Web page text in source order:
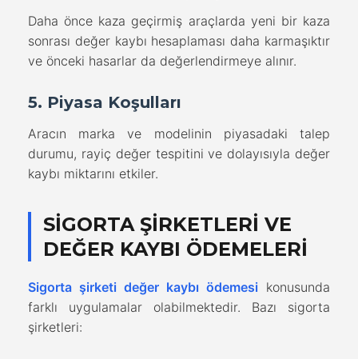
Daha önce kaza geçirmiş araçlarda yeni bir kaza
sonrası değer kaybı hesaplaması daha karmaşıktır
ve önceki hasarlar da değerlendirmeye alınır.
5. Piyasa Koşulları
Aracın marka ve modelinin piyasadaki talep
durumu, rayiç değer tespitini ve dolayısıyla değer
kaybı miktarını etkiler.
SIGORTA ŞIRKETLERI VE
DEĞER KAYBI ÖDEMELERI
Sigorta şirketi değer kaybı ödemesi konusunda
farklı uygulamalar olabilmektedir. Bazı sigorta
şirketleri: